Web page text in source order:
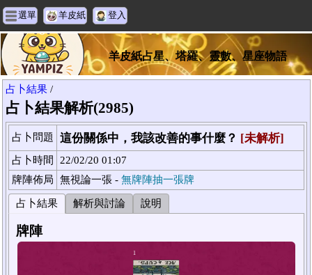
選單 羊皮紙 登入
羊皮紙占星、塔羅、靈數、星座物語
占卜結果 /
占卜結果解析(2985)
占卜問題 這份關係中，我該改善的事什麼？ [未解析]
占卜時間
22/02/20 01:07
牌陣佈局
無視論一張 - 無牌陣抽一張牌
占卜結果 解析與討論 說明
牌陣